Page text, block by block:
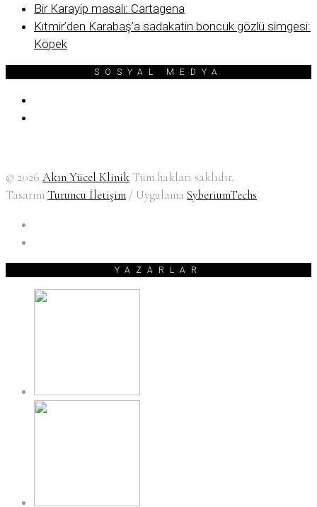
Bir Karayip masalı: Cartagena
Kıtmir’den Karabaş’a sadakatin boncuk gözlü simgesi:
Köpek
SOSYAL MEDYA
© 2026 Akın Yücel Klinik Tüm hakları saklıdır.
Tasarım Turuncu İletişim / Uygulama SyberiumTechs
YAZARLAR